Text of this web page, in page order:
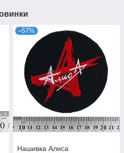
–57%
Нашивка Алиса